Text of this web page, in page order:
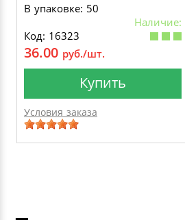
В упаковке: 50
Наличие:
Код: 16323
36.00 руб./шт.
Купить
Условия заказа